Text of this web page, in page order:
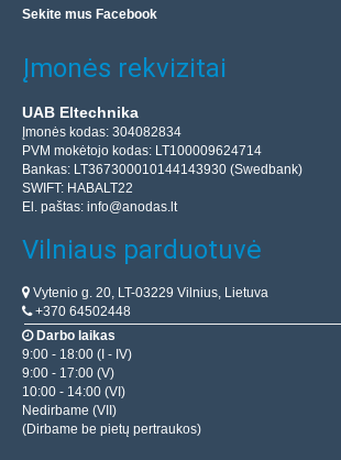
Sekite mus Facebook
Įmonės rekvizitai
UAB Eltechnika
Įmonės kodas: 304082834
PVM mokėtojo kodas: LT100009624714
Bankas: LT367300010144143930 (Swedbank)
SWIFT: HABALT22
El. paštas: info@anodas.lt
Vilniaus parduotuvė
Vytenio g. 20, LT-03229 Vilnius, Lietuva
+370 64502448
Darbo laikas
9:00 - 18:00 (I - IV)
9:00 - 17:00 (V)
10:00 - 14:00 (VI)
Nedirbame (VII)
(Dirbame be pietų pertraukos)